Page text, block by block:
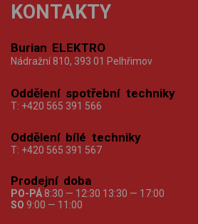
KONTAKTY
Burian ELEKTRO
Nádražní 810, 393 01 Pelhřimov
Oddělení spotřební techniky
T: +420 565 391 566
Oddělení bílé techniky
T: +420 565 391 567
Prodejní doba
PO-PÁ 8:30 — 12:30 13:30 — 17:00
SO 9:00 — 11:00